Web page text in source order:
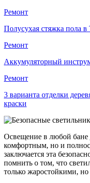
Ремонт
Полусухая стяжка пола
Ремонт
Аккумуляторный
Ремонт
3 варианта отделки
краски
Освещение в любой
комфортным, но и
заключается эта
помнить о том, что
только жаростойкими,